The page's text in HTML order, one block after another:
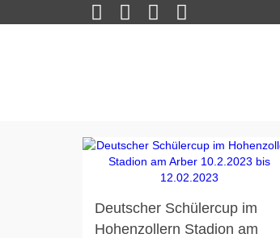
Deutscher Schülercup im
Hohenzollern Stadion am